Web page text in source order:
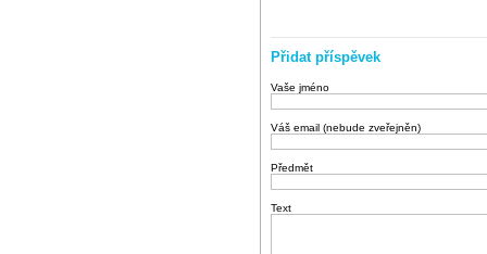
Přidat příspěvek
Vaše jméno
Váš email (nebude zveřejněn)
Předmět
Text